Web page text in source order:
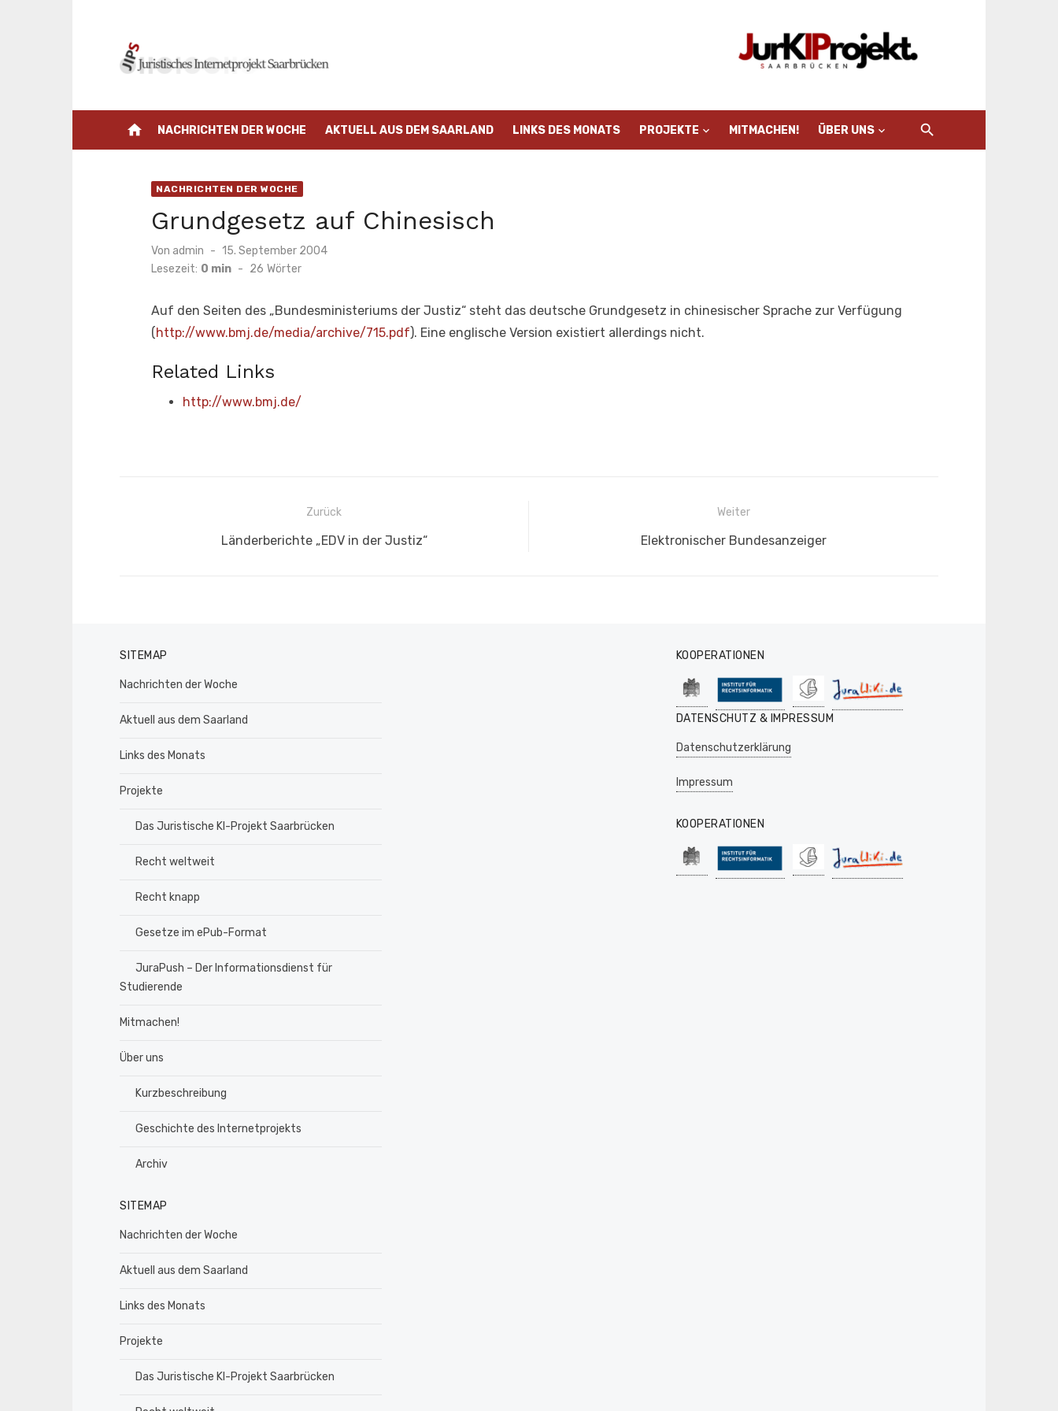
home NACHRICHTEN DER WOCHE AKTUELL AUS DEM SAARLAND LINKS DES MONATS PROJEKTE MITMACHEN! ÜBER UNS
NACHRICHTEN DER WOCHE
Grundgesetz auf Chinesisch
Von admin
Veröffentlicht
am
15. September 2004
Lesezeit: 0 min - 26 Wörter
Auf den Seiten des „Bundesministeriums der Justiz“ steht das deutsche Grundgesetz in chinesischer Sprache zur Verfügung
(http://www.bmj.de/media/archive/715.pdf). Eine englische Version existiert allerdings nicht.
Related Links
http://www.bmj.de/
BeitragsnavigationZurück
Vorheriger
Länderberichte „EDV in der Justiz“
Weiter
Nächster
Elektronischer Bundesanzeiger
SITEMAP
Nachrichten der Woche
Aktuell aus dem Saarland
Links des Monats
Projekte
Das Juristische KI-Projekt Saarbrücken
Recht weltweit
Recht knapp
Gesetze im ePub-Format
JuraPush – Der Informationsdienst für
Studierende
Mitmachen!
Über uns
Kurzbeschreibung
Geschichte des Internetprojekts
Archiv
SITEMAP
Nachrichten der Woche
Aktuell aus dem Saarland
Links des Monats
Projekte
Das Juristische KI-Projekt Saarbrücken
KOOPERATIONEN
DATENSCHUTZ & IMPRESSUM
Datenschutzerklärung
Impressum
KOOPERATIONEN